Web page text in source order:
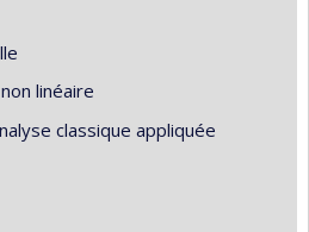
linéaire
classique appliquée